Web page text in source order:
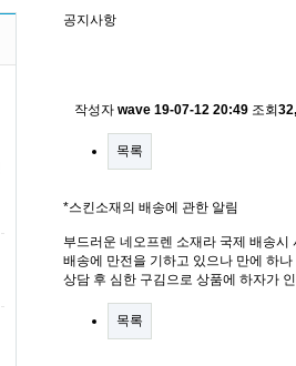
공지사항
작성자 wave 19-07-12 20:49 조회
목록
*스킨소재의 배송에 관한 알림
부드러운 네오프렌 소재라 국제 배송
배송에 만전을 기하고 있으나 만에 하
상담 후 심한 구김으로 상품에 하자가
목록